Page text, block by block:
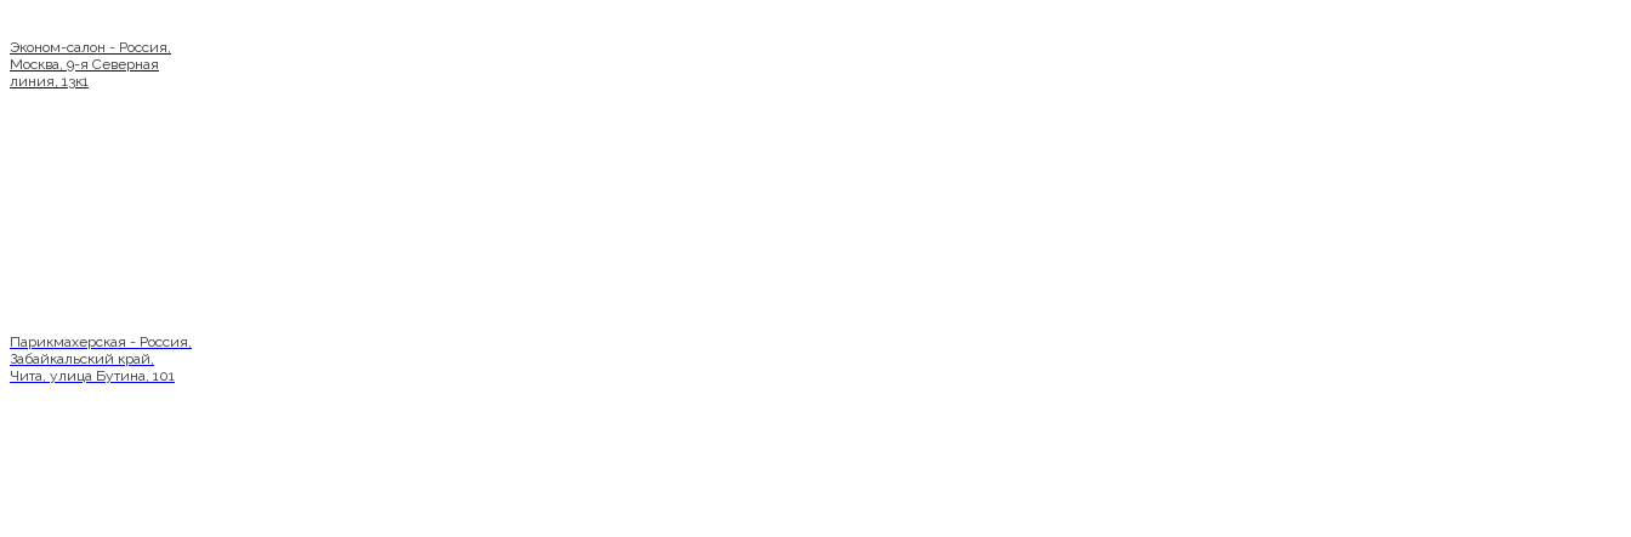
Эконом-салон - Россия,
Москва, 9-я Северная
линия, 13к1
Парикмахерская - Россия,
Забайкальский край,
Чита, улица Бутина, 101